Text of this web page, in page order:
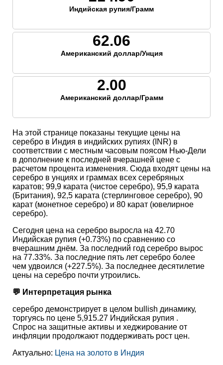
Индийская рупия/Грамм
62.06
Американский доллар/Унция
2.00
Американский доллар/Грамм
На этой странице показаны текущие цены на
серебро в Индия в индийских рупиях (INR) в
соответствии с местным часовым поясом Нью-Дели
в дополнение к последней вчерашней цене с
расчетом процента изменения. Сюда входят цены на
серебро в унциях и граммах всех серебряных
каратов; 99,9 карата (чистое серебро), 95,9 карата
(Британия), 92,5 карата (стерлинговое серебро), 90
карат (монетное серебро) и 80 карат (ювелирное
серебро).
Сегодня цена на серебро выросла на 42.70
Индийская рупия (+0.73%) по сравнению со
вчерашним днём. За последний год серебро вырос
на 77.33%. За последние пять лет серебро более
чем удвоился (+227.5%). За последнее десятилетие
цены на серебро почти утроились.
💬 Интерпретация рынка
серебро демонстрирует в целом bullish динамику,
торгуясь по цене 5,915.27 Индийская рупия .
Спрос на защитные активы и хеджирование от
инфляции продолжают поддерживать рост цен.
Актуально: Цена на золото в Индия